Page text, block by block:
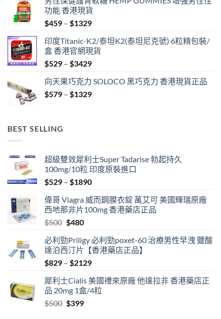
功能 香港現貨
$459 – $1329Price
$459
through
$1329
印度Titanic-K2/泰坦K2(泰坦尼克號) 6粒精包裝/
盒 香港官網現貨
$529 – $3429Price
$529
through
向天果巧克力 SOLOCO 黑巧克力 香港現貨正品
$579 – $1329Price
BEST SELLING
超級雙效犀利士Super Tadarise 勃起持久
100mg/10粒 印度原裝進口
$529 – $1890Price
$529
through
偉哥 Viagra 威而鋼膜衣錠 萬艾可 美國輝瑞原廠
西地那非片100mg 香港藥店正品
$500 Original
was:
$500.
$480Current
is:
$480.
必利勁Priligy 必利勁poxet-60 治療男性早洩 鹽酸
達泊西汀片【香港藥店正品】
$829 – $2129Price
$829
through
犀利士Cialis 美國禮來原廠 他達拉非 香港藥店正
品 20mg 1盒/4粒
$500 Original
$399Current